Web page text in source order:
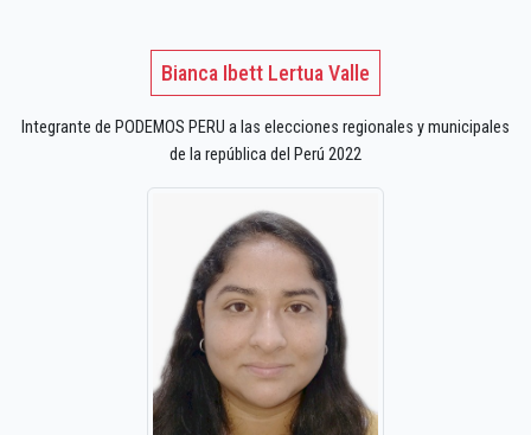
Bianca Ibett Lertua Valle
Integrante de PODEMOS PERU a las elecciones regionales y municipales
de la república del Perú 2022